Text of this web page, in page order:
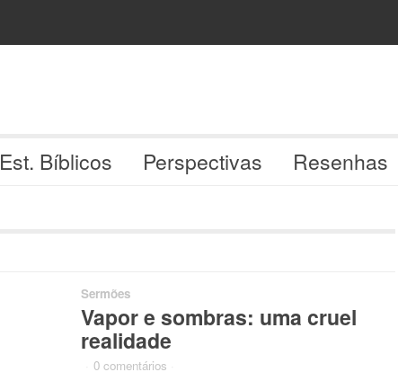
Est. Bíblicos Perspectivas Resenhas
Sermões
Vapor e sombras: uma cruel
realidade
0 comentários